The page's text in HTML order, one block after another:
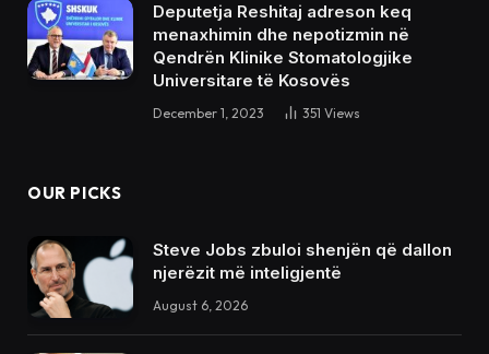
Deputetja Reshitaj adreson keq
menaxhimin dhe nepotizmin në
Qendrën Klinike Stomatologjike
Universitare të Kosovës
December 1, 2023 351 Views
OUR PICKS
Steve Jobs zbuloi shenjën që dallon
njerëzit më inteligjentë
August 6, 2026